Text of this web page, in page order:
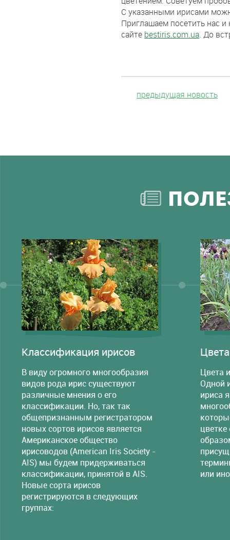
С указанными ирисами
Приглашаем посетить нас
сайте bestiris.com.ua. До
предыдущая новость
Классификация ирисов
В виду огромного многообразия
видов рода ирис существуют
различные мнения о его
классификации. Но, так так
общепризнанным регистратором
новых сортов ирисов является
Американское общество
ирисоводов (American Iris Society -
AIS) мы будем придерживаться
классификации, принятой в AIS.
Новые сорта ирисов
регистрируются в следующих
группах:
Цвета
Одной
ириса
или